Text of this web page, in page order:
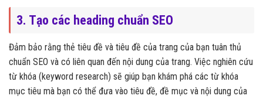
3. Tạo các heading chuẩn SEO
Đảm bảo rằng thẻ tiêu đề và tiêu đề của trang của bạn tuân thủ
chuẩn SEO và có liên quan đến nội dung của trang. Việc nghiên cứu
từ khóa (keyword research) sẽ giúp bạn khám phá các từ khóa
mục tiêu mà bạn có thể đưa vào tiêu đề, đề mục và nội dung của